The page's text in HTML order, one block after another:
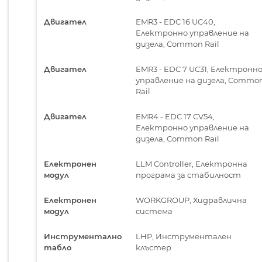
Двигател
EMR3 - EDC 16 UC40,
Електронно управление на
дизела, Common Rail
Двигател
EMR3 - EDC 7 UC31, Електронно
управление на дизела,
Rail
Двигател
EMR4 - EDC 17 CV54,
Електронно управление на
дизела, Common Rail
Електронен
модул
LLM Controller, Електронна
програма за стабилност
Електронен
модул
WORKGROUP, Хидравлична
система
Инструментално
табло
LHP, Инструментален
клъстер